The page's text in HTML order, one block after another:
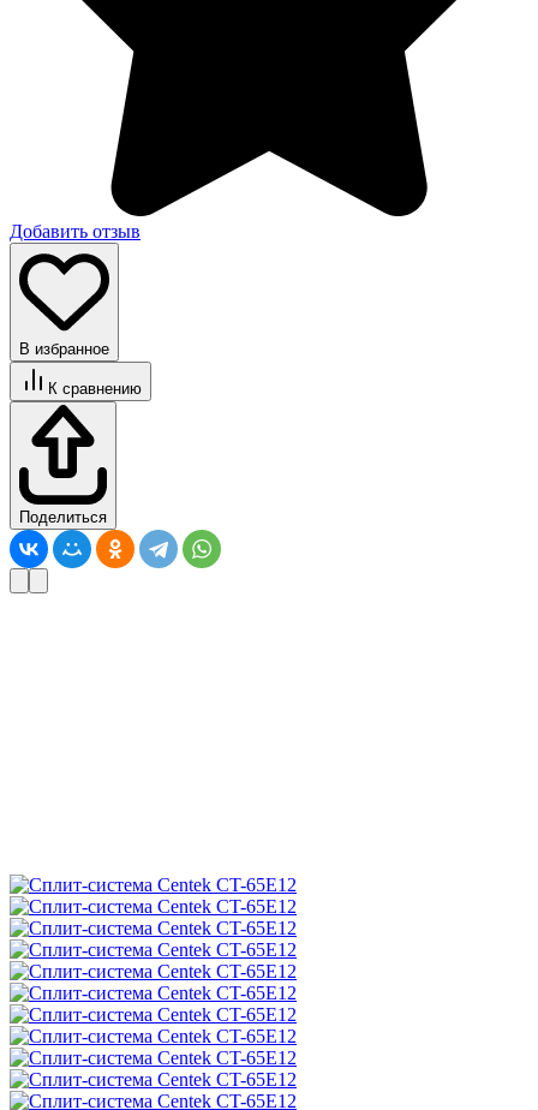
Добавить отзыв
В избранное
К сравнению
Поделиться